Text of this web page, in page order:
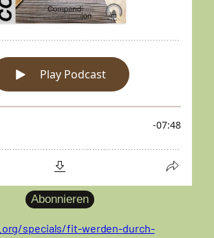
Abonnieren
specials/fit-werden-durch-